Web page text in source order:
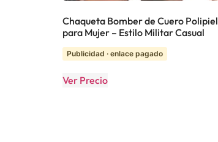
Chaqueta Bomber de Cuero Polipiel
para Mujer – Estilo Militar Casual
Publicidad · enlace pagado
Ver Precio